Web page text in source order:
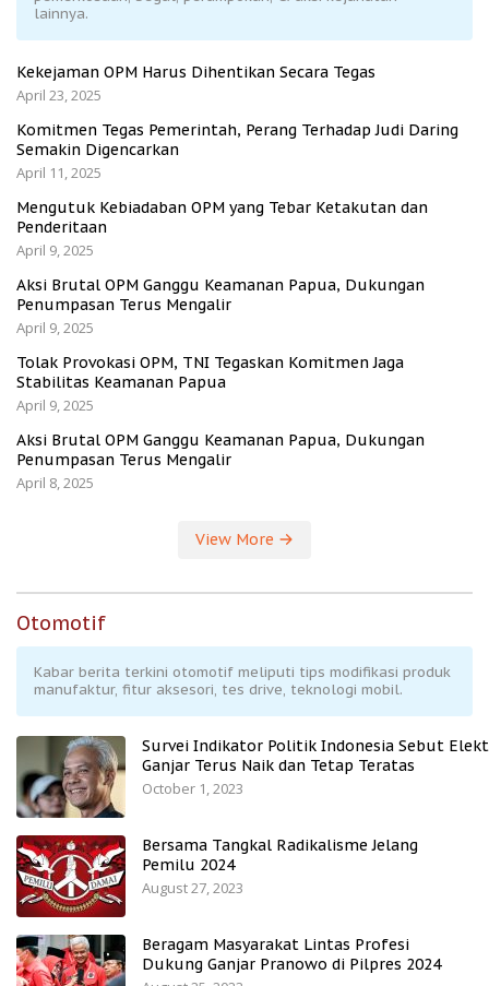
lainnya.
Kekejaman OPM Harus Dihentikan Secara Tegas
April 23, 2025
Komitmen Tegas Pemerintah, Perang Terhadap Judi Daring
Semakin Digencarkan
April 11, 2025
Mengutuk Kebiadaban OPM yang Tebar Ketakutan dan
Penderitaan
April 9, 2025
Aksi Brutal OPM Ganggu Keamanan Papua, Dukungan
Penumpasan Terus Mengalir
April 9, 2025
Tolak Provokasi OPM, TNI Tegaskan Komitmen Jaga
Stabilitas Keamanan Papua
April 9, 2025
Aksi Brutal OPM Ganggu Keamanan Papua, Dukungan
Penumpasan Terus Mengalir
April 8, 2025
View More
Otomotif
Kabar berita terkini otomotif meliputi tips modifikasi produk
manufaktur, fitur aksesori, tes drive, teknologi mobil.
Survei Indikator Politik Indonesia Sebut
Ganjar Terus Naik dan Tetap Teratas
October 1, 2023
Bersama Tangkal Radikalisme Jelang
Pemilu 2024
August 27, 2023
Beragam Masyarakat Lintas Profesi
Dukung Ganjar Pranowo di Pilpres 2024